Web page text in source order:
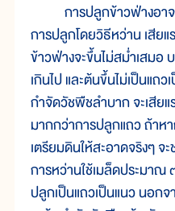
การปลูกข้าวฟ่างอาจจ
การปลูกโดยวิธีหว่าน เสีย
ข้าวฟ่างจะขึ้นไม่สม่ำเสมอ
เกินไป และต้นขึ้นไม่เป็นแถ
กำจัดวัชพืชลำบาก จะเสีย
มากกว่าการปลูกแถว ถ้าห
เตรียมดินให้สะอาดจริงๆ
การหว่านใช้เมล็ดประมา
ปลูกเป็นแถวเป็นแนว นอกจ